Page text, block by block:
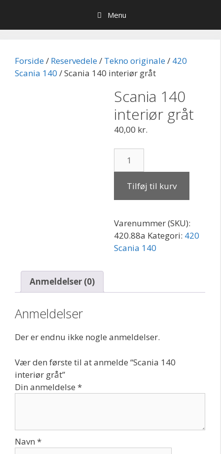
indhold
Menu
Forside/ Reservedele/ Tekno originale/ 420
Scania 140 / Scania 140 interiør gråt
Scania 140
interiør gråt
40,00 kr.
gråt
antal
Tilføj til kurv
Varenummer (SKU):
420.88a Kategori: 420
Scania 140
Anmeldelser (0)
Anmeldelser
Der er endnu ikke nogle anmeldelser.
Vær den første til at anmelde “Scania 140
interiør gråt”
Din anmeldelse *
Navn *